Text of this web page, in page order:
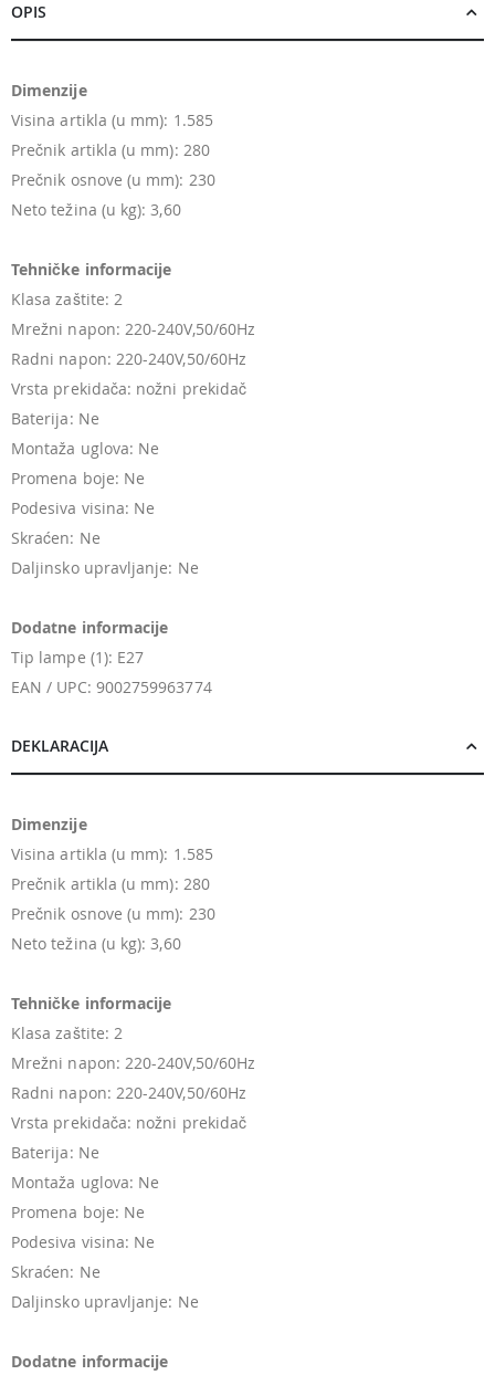
OPIS
Dimenzije
Visina artikla (u mm): 1.585
Prečnik artikla (u mm): 280
Prečnik osnove (u mm): 230
Neto težina (u kg): 3,60
Tehničke informacije
Klasa zaštite: 2
Mrežni napon: 220-240V,50/60Hz
Radni napon: 220-240V,50/60Hz
Vrsta prekidača: nožni prekidač
Baterija: Ne
Montaža uglova: Ne
Promena boje: Ne
Podesiva visina: Ne
Skraćen: Ne
Daljinsko upravljanje: Ne
Dodatne informacije
Tip lampe (1): E27
EAN / UPC: 9002759963774
DEKLARACIJA
Dimenzije
Visina artikla (u mm): 1.585
Prečnik artikla (u mm): 280
Prečnik osnove (u mm): 230
Neto težina (u kg): 3,60
Tehničke informacije
Klasa zaštite: 2
Mrežni napon: 220-240V,50/60Hz
Radni napon: 220-240V,50/60Hz
Vrsta prekidača: nožni prekidač
Baterija: Ne
Montaža uglova: Ne
Promena boje: Ne
Podesiva visina: Ne
Skraćen: Ne
Daljinsko upravljanje: Ne
Dodatne informacije